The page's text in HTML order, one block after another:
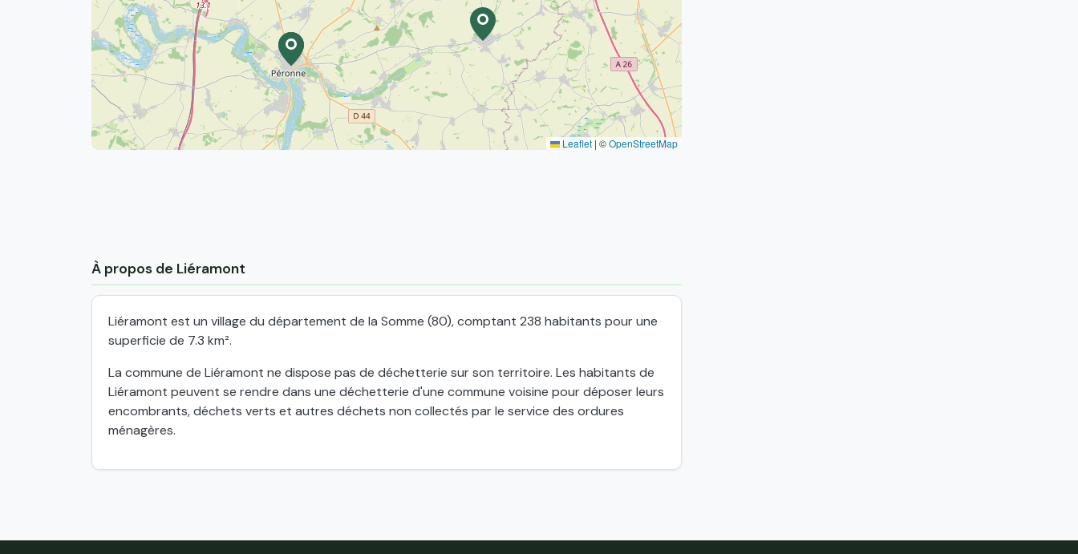
Leaflet | ©OpenStreetMap
À propos de Liéramont
Liéramont est un village du département de la Somme (80), comptant 238 habitants pour une
superficie de 7.3 km².
La commune de Liéramont ne dispose pas de déchetterie sur son territoire. Les habitants de
Liéramont peuvent se rendre dans une déchetterie d'une commune voisine pour déposer leurs
encombrants, déchets verts et autres déchets non collectés par le service des ordures
ménagères.